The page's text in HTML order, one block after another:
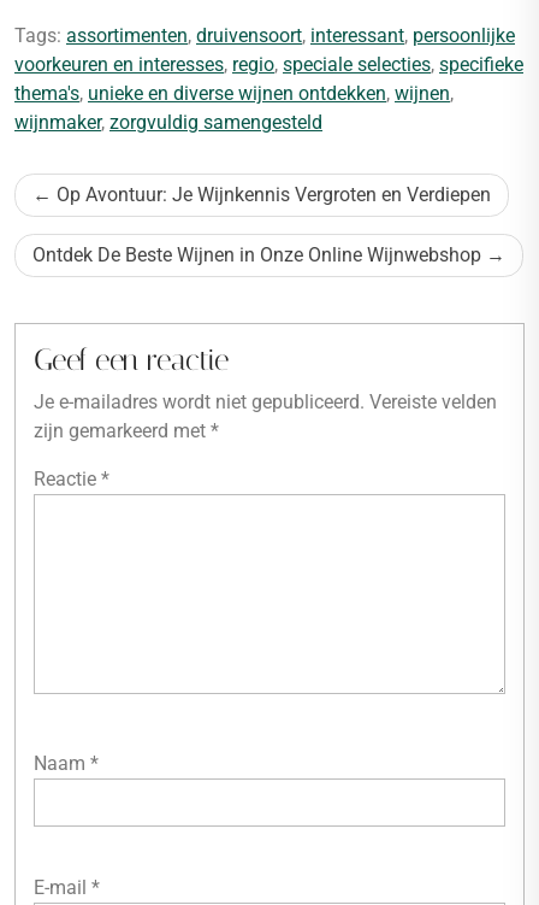
Tags: assortimenten, druivensoort, interessant, persoonlijke
voorkeuren en interesses, regio, speciale selecties, specifieke
thema's, unieke en diverse wijnen ontdekken, wijnen,
wijnmaker, zorgvuldig samengesteld
Bericht
navigatie
Op Avontuur: Je Wijnkennis Vergroten en Verdiepen
Ontdek De Beste Wijnen in Onze Online Wijnwebshop
Geef een reactie
Je e-mailadres wordt niet gepubliceerd. Vereiste velden
zijn gemarkeerd met *
Reactie *
Naam *
E-mail *